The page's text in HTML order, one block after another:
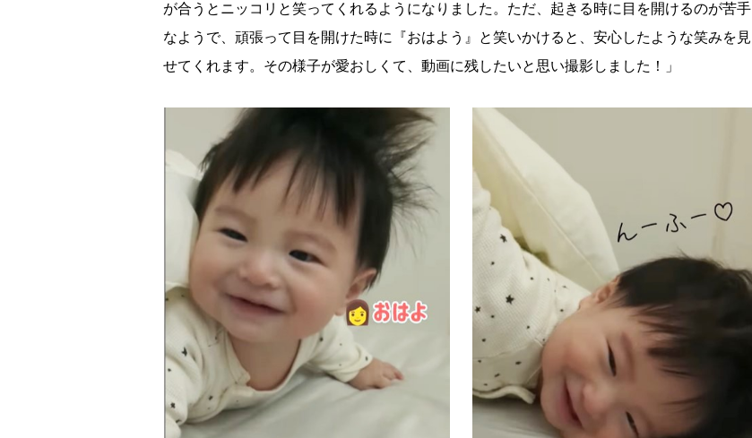
が合うとニッコリと笑ってくれるようになりました。ただ、起きる時に目を開けるのが苦手
なようで、頑張って目を開けた時に『おはよう』と笑いかけると、安心したような笑みを見
せてくれます。その様子が愛おしくて、動画に残したいと思い撮影しました！」